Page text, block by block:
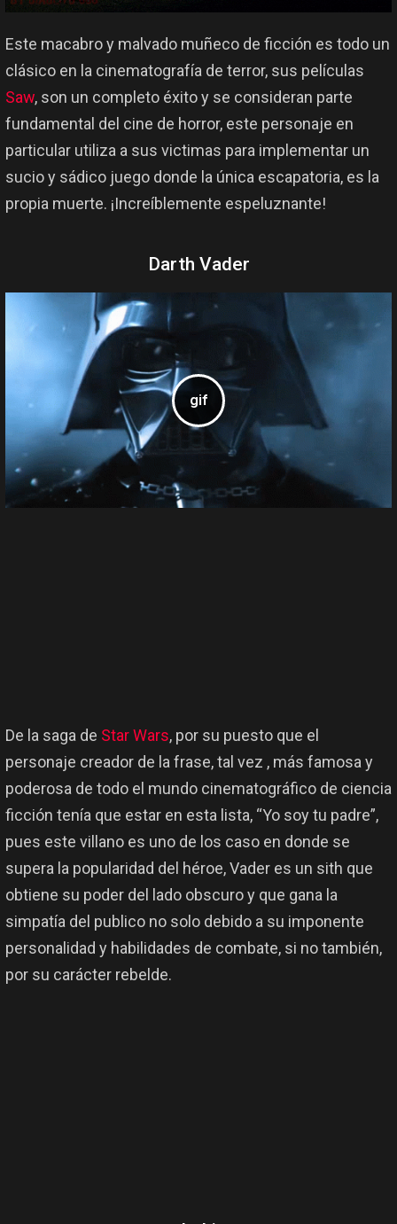
Este macabro y malvado muñeco de ficción es todo un
clásico en la cinematografía de terror, sus películas
Saw, son un completo éxito y se consideran parte
fundamental del cine de horror, este personaje en
particular utiliza a sus victimas para implementar un
sucio y sádico juego donde la única escapatoria, es la
propia muerte. ¡Increíblemente espeluznante!
Darth Vader
De la saga de Star Wars, por su puesto que el
personaje creador de la frase, tal vez , más famosa y
poderosa de todo el mundo cinematográfico de ciencia
ficción tenía que estar en esta lista, “Yo soy tu padre”,
pues este villano es uno de los caso en donde se
supera la popularidad del héroe, Vader es un sith que
obtiene su poder del lado obscuro y que gana la
simpatía del publico no solo debido a su imponente
personalidad y habilidades de combate, si no también,
por su carácter rebelde.